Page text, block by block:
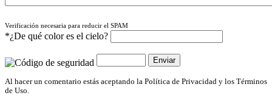
Verificación necesaria para reducir el SPAM
*¿De qué color es el cielo?
Al hacer un comentario estás aceptando la Política de Privacidad y los Términos
de Uso.